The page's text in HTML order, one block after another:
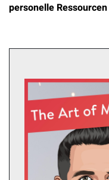
personelle Ressourcen